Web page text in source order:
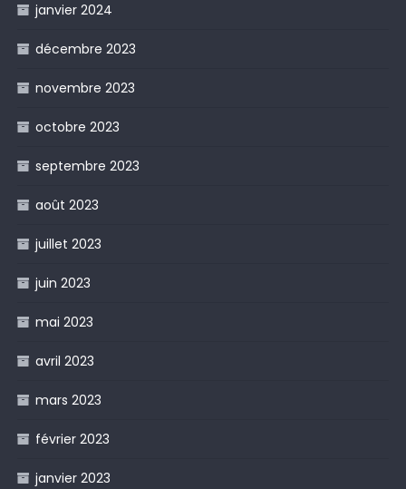
janvier 2024
décembre 2023
novembre 2023
octobre 2023
septembre 2023
août 2023
juillet 2023
juin 2023
mai 2023
avril 2023
mars 2023
février 2023
janvier 2023